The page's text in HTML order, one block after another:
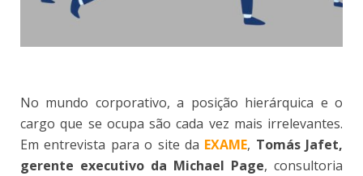
No mundo corporativo, a posição hierárquica e o
cargo que se ocupa são cada vez mais irrelevantes.
Em entrevista para o site da EXAME, Tomás Jafet,
gerente executivo da Michael Page, consultoria